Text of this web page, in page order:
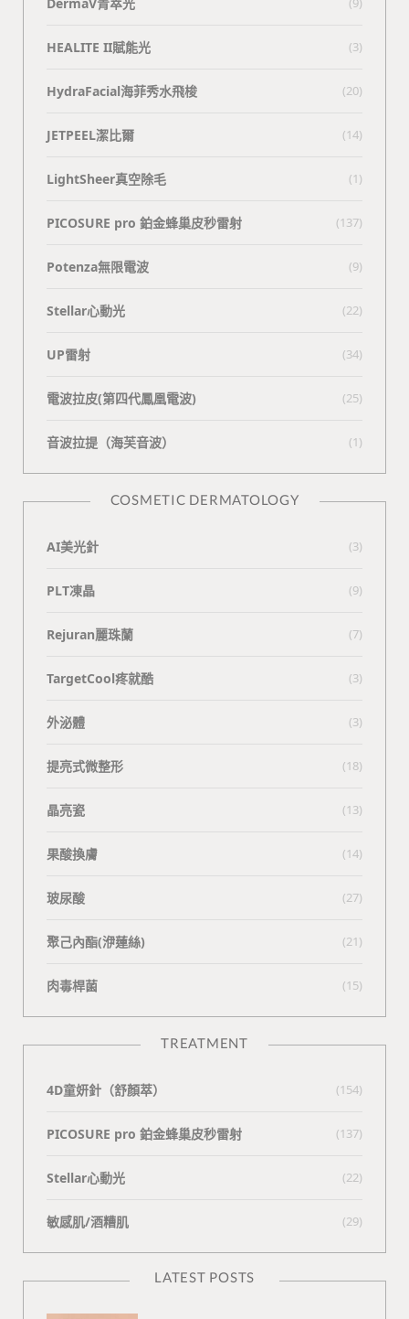
HEALITE II賦能光 (3)
HydraFacial海菲秀水飛梭 (20)
JETPEEL潔比爾 (14)
LightSheer真空除毛 (1)
PICOSURE pro 鉑金蜂巢皮秒雷射 (137)
Potenza無限電波 (9)
Stellar心動光 (22)
UP雷射 (34)
電波拉皮(第四代鳳凰電波) (25)
⾳波拉提（海芙⾳波） (1)
COSMETIC DERMATOLOGY
AI美光針 (3)
PLT凍晶 (9)
Rejuran麗珠蘭 (7)
TargetCool疼就酷 (3)
外泌體 (3)
提亮式微整形 (18)
晶亮瓷 (13)
果酸換膚 (14)
玻尿酸 (27)
聚己內酯(洢蓮絲) (21)
肉毒桿菌 (15)
TREATMENT
4D童妍針（舒顏萃） (154)
PICOSURE pro 鉑金蜂巢皮秒雷射 (137)
Stellar心動光 (22)
敏感肌/酒糟肌 (29)
LATEST POSTS